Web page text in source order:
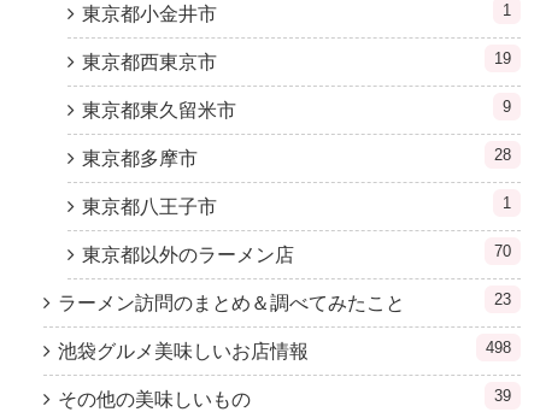
東京都小金井市 1
東京都西東京市 19
東京都東久留米市 9
東京都多摩市 28
東京都八王子市 1
東京都以外のラーメン店 70
ラーメン訪問のまとめ＆調べてみたこと 23
池袋グルメ美味しいお店情報 498
その他の美味しいもの 39